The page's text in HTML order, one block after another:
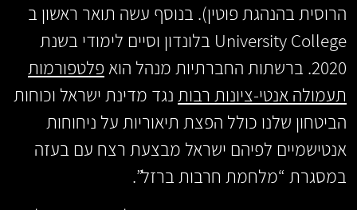
הרוסית בהנהגת פוטין). בנוסף עשה תואר ראשון ב
University College בלונדון וסיים לימודי בשנת
2020. ברשתות החברתיות מנהל הוא
פלטפורמות
תעמולה אנטי-ציונות רבות נגד מדינת ישראל וכוחות
הביטחון שלנו כולל הפצת תיאוריות על ניחוחות
אנטישמיים לפיהם ישראל מבצעת רצח עם בעזה
במסגרת “מלחמת חרבות ברזל”.